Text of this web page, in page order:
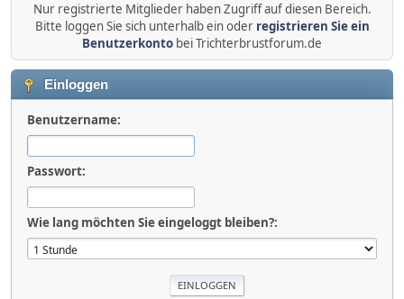
Nur registrierte Mitglieder haben Zugriff auf diesen Bereich.
Bitte loggen Sie sich unterhalb ein oder registrieren Sie ein
Benutzerkonto bei Trichterbrustforum.de
Einloggen
Benutzername:
Passwort:
Wie lang möchten Sie eingeloggt bleiben?: